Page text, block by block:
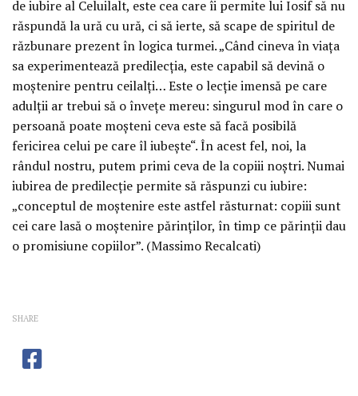
de iubire al Celuilalt, este cea care îi permite lui Iosif să nu
răspundă la ură cu ură, ci să ierte, să scape de spiritul de
răzbunare prezent în logica turmei. „Când cineva în viața
sa experimentează predilecția, este capabil să devină o
moștenire pentru ceilalți… Este o lecție imensă pe care
adulții ar trebui să o învețe mereu: singurul mod în care o
persoană poate moșteni ceva este să facă posibilă
fericirea celui pe care îl iubește“. În acest fel, noi, la
rândul nostru, putem primi ceva de la copiii noștri. Numai
iubirea de predilecție permite să răspunzi cu iubire:
„conceptul de moștenire este astfel răsturnat: copiii sunt
cei care lasă o moștenire părinților, în timp ce părinții dau
o promisiune copiilor”. (Massimo Recalcati)
SHARE